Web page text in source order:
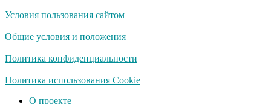
Условия пользования сайтом
Общие условия и положения
Политика конфиденциальности
Политика использования Cookie
О проекте